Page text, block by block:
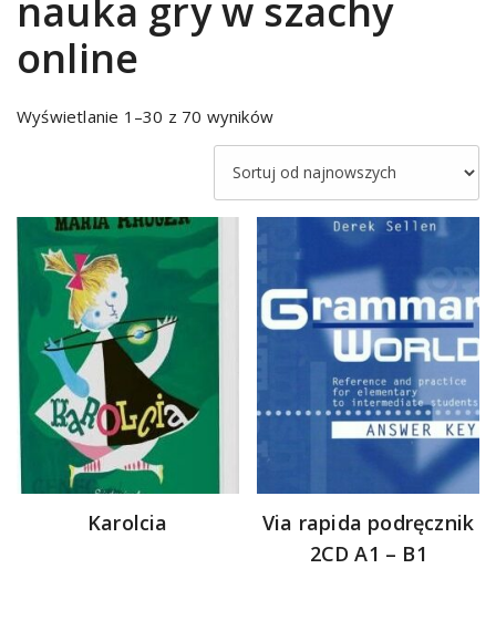
nauka gry w szachy
online
Wyświetlanie 1–30 z 70 wynikówSorted
latest
Karolcia
Via rapida podręcznik
2CD A1 – B1